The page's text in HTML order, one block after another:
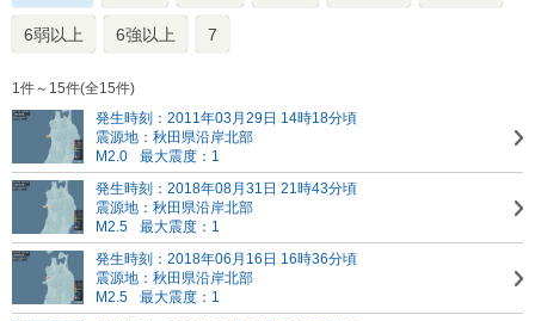
6弱以上 6強以上 7
1件～15件(全15件)
発生時刻：2011年03月29日 14時18分頃
震源地：秋田県沿岸北部
M2.0
最大震度：1
発生時刻：2018年08月31日 21時43分頃
震源地：秋田県沿岸北部
M2.5
最大震度：1
発生時刻：2018年06月16日 16時36分頃
震源地：秋田県沿岸北部
M2.5
最大震度：1